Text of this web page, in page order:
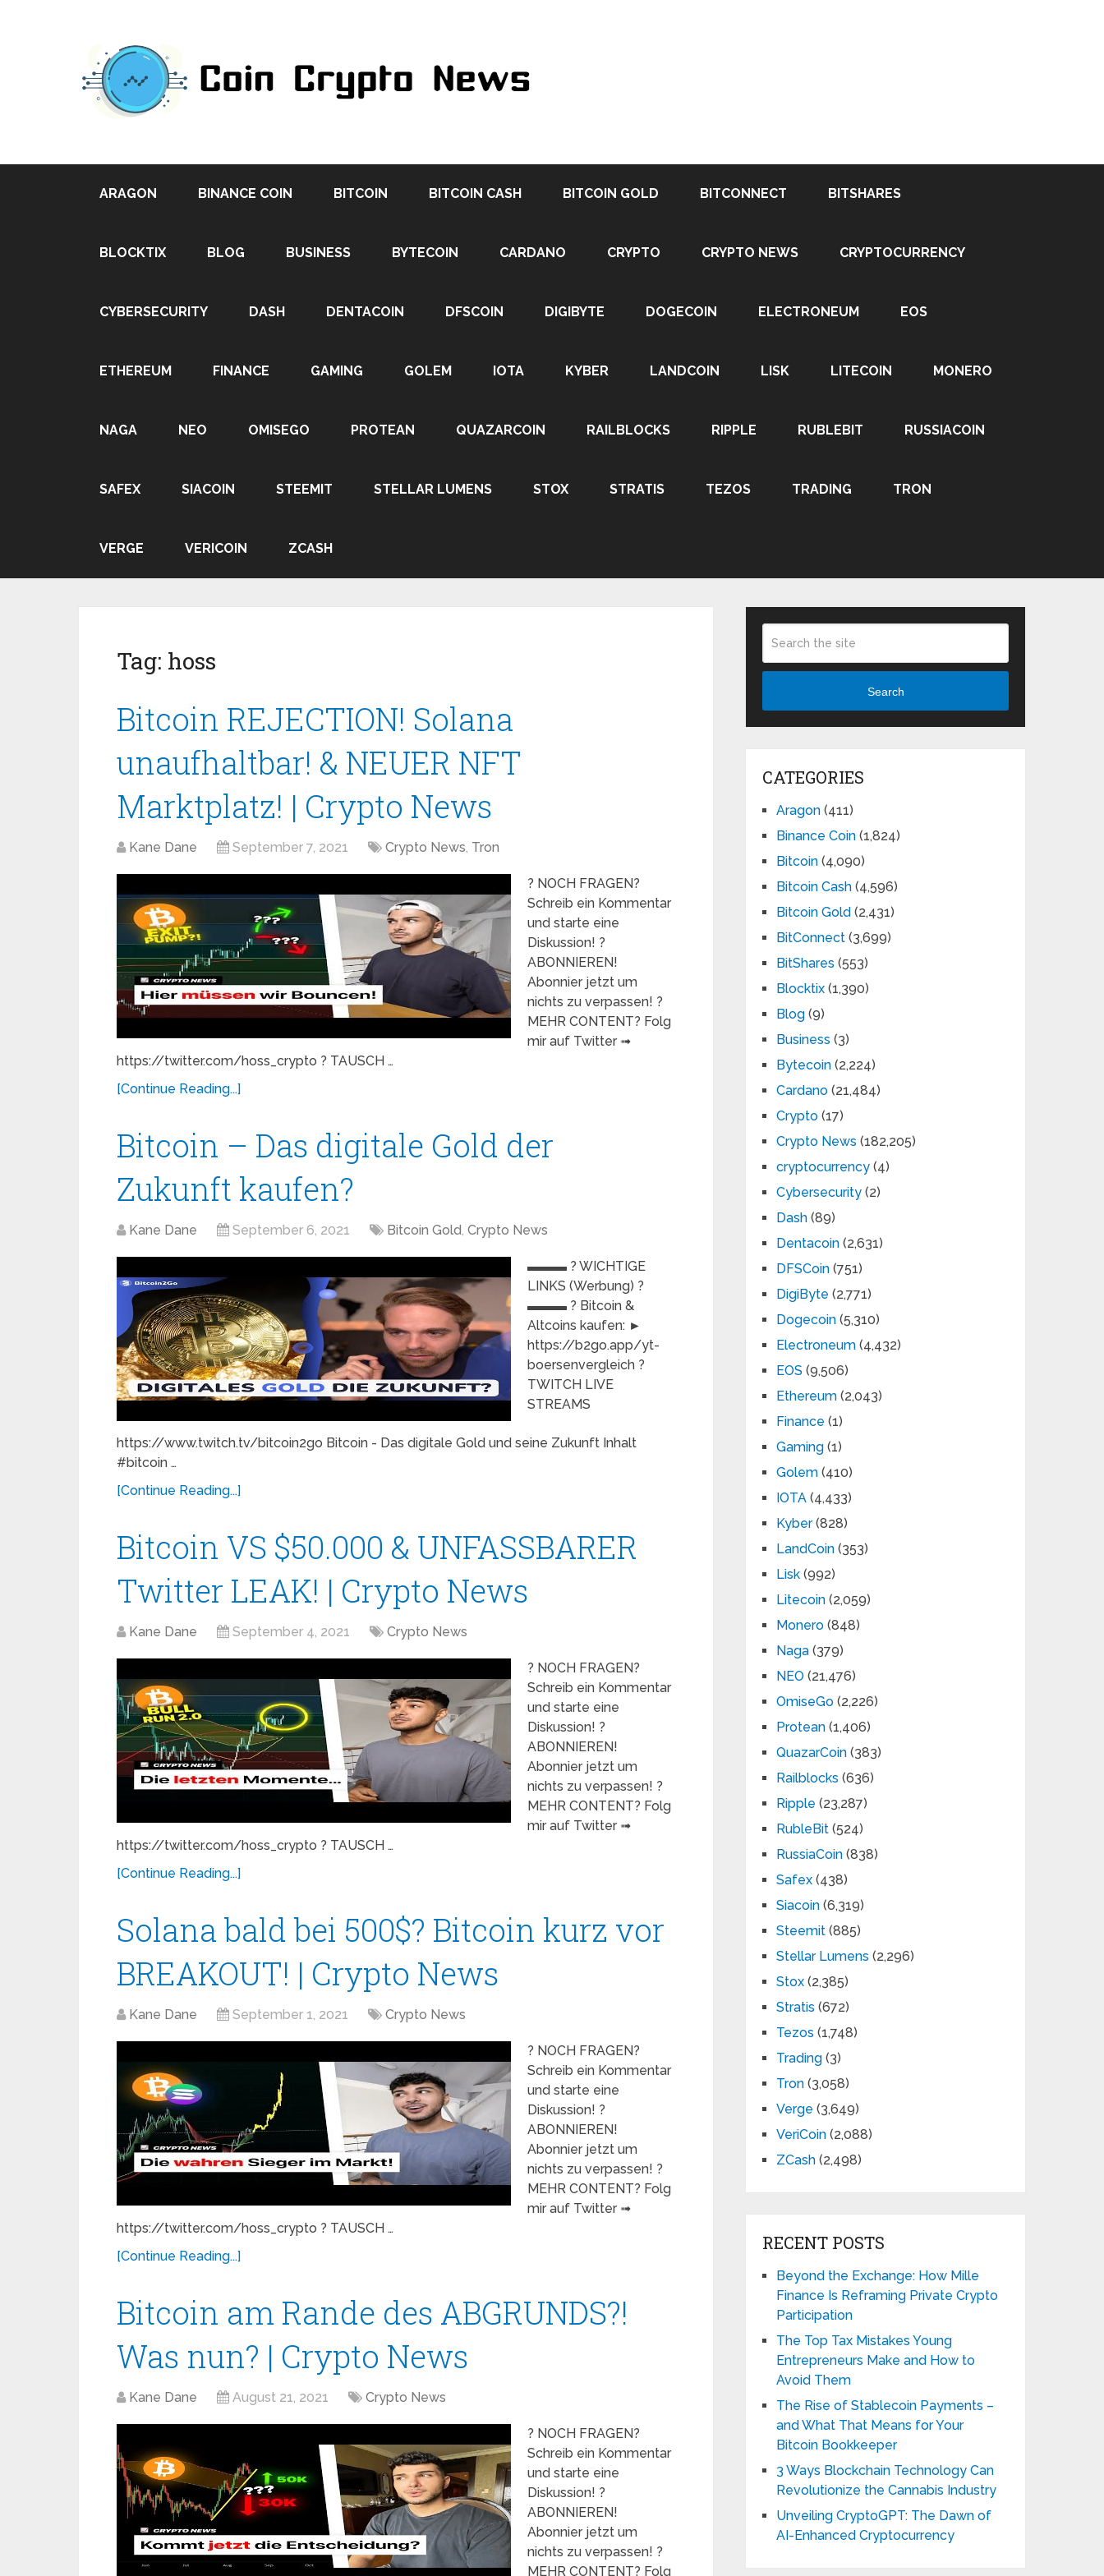
ARAGON BINANCE COIN BITCOIN BITCOIN CASH BITCOIN GOLD BITCONNECT BITSHARES
BLOCKTIX BLOG BUSINESS BYTECOIN CARDANO CRYPTO CRYPTO NEWS CRYPTOCURRENCY
CYBERSECURITY DASH DENTACOIN DFSCOIN DIGIBYTE DOGECOIN ELECTRONEUM EOS
ETHEREUM FINANCE GAMING GOLEM IOTA KYBER LANDCOIN LISK LITECOIN MONERO
NAGA NEO OMISEGO PROTEAN QUAZARCOIN RAILBLOCKS RIPPLE RUBLEBIT RUSSIACOIN
SAFEX SIACOIN STEEMIT STELLAR LUMENS STOX STRATIS TEZOS TRADING TRON
VERGE VERICOIN ZCASH
Tag: hoss
Bitcoin REJECTION! Solana
unaufhaltbar! & NEUER NFT
Marktplatz! | Crypto News
Kane Dane September 7, 2021 Crypto News, Tron
? NOCH FRAGEN?
Schreib ein Kommentar
und starte eine
Diskussion! ?
ABONNIEREN!
Abonnier jetzt um
nichts zu verpassen! ?
MEHR CONTENT? Folg
mir auf Twitter ➟
https://twitter.com/hoss_crypto ? TAUSCH …
[Continue Reading...]
Bitcoin – Das digitale Gold der
Zukunft kaufen?
Kane Dane September 6, 2021 Bitcoin Gold, Crypto News
▬▬▬ ? WICHTIGE
LINKS (Werbung) ?
▬▬▬ ? Bitcoin &
Altcoins kaufen: ►
https://b2go.app/yt-
boersenvergleich ?
TWITCH LIVE
STREAMS
https://www.twitch.tv/bitcoin2go Bitcoin - Das digitale Gold und seine Zukunft Inhalt
#bitcoin …
[Continue Reading...]
Bitcoin VS $50.000 & UNFASSBARER
Twitter LEAK! | Crypto News
Kane Dane September 4, 2021 Crypto News
? NOCH FRAGEN?
Schreib ein Kommentar
und starte eine
Diskussion! ?
ABONNIEREN!
Abonnier jetzt um
nichts zu verpassen! ?
MEHR CONTENT? Folg
mir auf Twitter ➟
https://twitter.com/hoss_crypto ? TAUSCH …
[Continue Reading...]
Solana bald bei 500$? Bitcoin kurz vor
BREAKOUT! | Crypto News
Kane Dane September 1, 2021 Crypto News
? NOCH FRAGEN?
Schreib ein Kommentar
und starte eine
Diskussion! ?
ABONNIEREN!
Abonnier jetzt um
nichts zu verpassen! ?
MEHR CONTENT? Folg
mir auf Twitter ➟
https://twitter.com/hoss_crypto ? TAUSCH …
[Continue Reading...]
Bitcoin am Rande des ABGRUNDS?!
Was nun? | Crypto News
Kane Dane August 21, 2021 Crypto News
? NOCH FRAGEN?
Schreib ein Kommentar
und starte eine
Diskussion! ?
ABONNIEREN!
Abonnier jetzt um
nichts zu verpassen! ?
MEHR CONTENT? Folg
Search
CATEGORIES
Aragon (411)
Binance Coin (1,824)
Bitcoin (4,090)
Bitcoin Cash (4,596)
Bitcoin Gold (2,431)
BitConnect (3,699)
BitShares (553)
Blocktix (1,390)
Blog (9)
Business (3)
Bytecoin (2,224)
Cardano (21,484)
Crypto (17)
Crypto News (182,205)
cryptocurrency (4)
Cybersecurity (2)
Dash (89)
Dentacoin (2,631)
DFSCoin (751)
DigiByte (2,771)
Dogecoin (5,310)
Electroneum (4,432)
EOS (9,506)
Ethereum (2,043)
Finance (1)
Gaming (1)
Golem (410)
IOTA (4,433)
Kyber(828)
LandCoin (353)
Lisk (992)
Litecoin (2,059)
Monero (848)
Naga (379)
NEO (21,476)
OmiseGo (2,226)
Protean (1,406)
QuazarCoin (383)
Railblocks (636)
Ripple (23,287)
RubleBit (524)
RussiaCoin (838)
Safex (438)
Siacoin (6,319)
Steemit (885)
Stellar Lumens (2,296)
Stox (2,385)
Stratis (672)
Tezos (1,748)
Trading (3)
Tron (3,058)
Verge (3,649)
VeriCoin (2,088)
ZCash (2,498)
RECENT POSTS
Beyond the Exchange: How Mille
Finance Is Reframing Private Crypto
Participation
The Top Tax Mistakes Young
Entrepreneurs Make and How to
Avoid Them
The Rise of Stablecoin Payments –
and What That Means for Your
Bitcoin Bookkeeper
3 Ways Blockchain Technology Can
Revolutionize the Cannabis Industry
Unveiling CryptoGPT: The Dawn of
AI-Enhanced Cryptocurrency